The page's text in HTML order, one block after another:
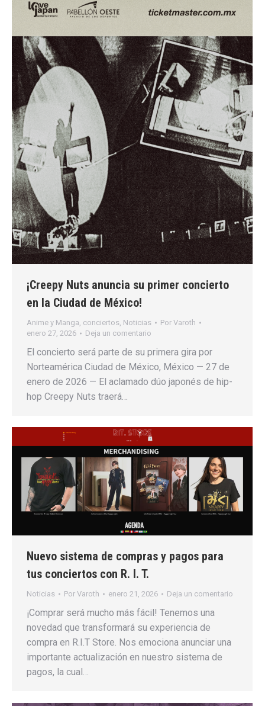
¡Creepy Nuts anuncia su primer concierto
en la Ciudad de México!
Anime y Manga conciertos Noticias Por Varoth
enero 27, 2026
Deja un comentario
El concierto será parte de su primera gira por
Norteamérica Ciudad de México, México — 27 de
enero de 2026 — El aclamado dúo japonés de hip-
hop Creepy Nuts traerá…
Nuevo sistema de compras y pagos para
tus conciertos con R. I. T.
Noticias Por Varoth enero 21, 2026 Deja un comentario
¡Comprar será mucho más fácil! Tenemos una
novedad que transformará su experiencia de
compra en R.I.T Store. Nos emociona anunciar una
importante actualización en nuestro sistema de
pagos, la cual…